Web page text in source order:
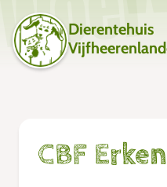
Dierentehuis
CBF